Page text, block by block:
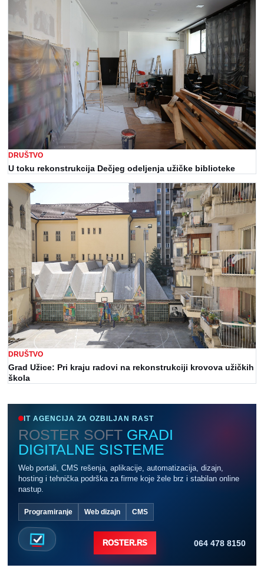
DRUŠTVO
U toku rekonstrukcija Dečjeg odeljenja užičke biblioteke
DRUŠTVO
Grad Užice: Pri kraju radovi na rekonstrukciji krovova užičkih
škola
IT AGENCIJA ZA OZBILJAN RAST
ROSTER SOFT GRADI
DIGITALNE SISTEME
Web portali, CMS rešenja, aplikacije, automatizacija, dizajn,
hosting i tehnička podrška za firme koje žele brz i stabilan online
nastup.
Programiranje Web dizajn CMS
ROSTER.RS 064 478 8150